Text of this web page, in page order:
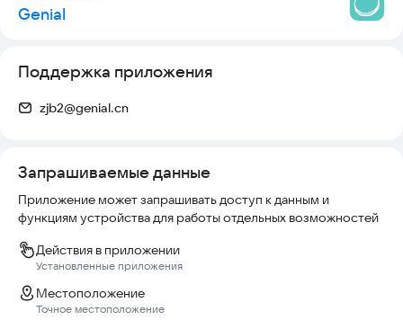
Отказ от ответственности: Для оборудования,
Genial
Поддержка приложения
zjb2@genial.cn
Запрашиваемые данные
Приложение может запрашивать доступ к данным и
функциям устройства для работы отдельных возможностей
Действия в приложении
Установленные приложения
Местоположение
Точное местоположение